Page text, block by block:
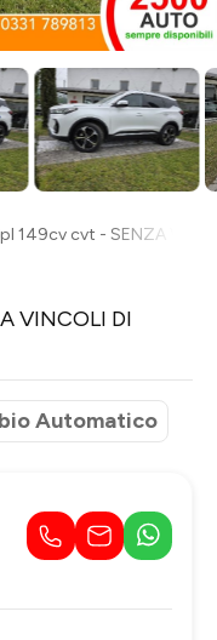
149cv cvt - SENZA
VINCOLI DI
Automatico